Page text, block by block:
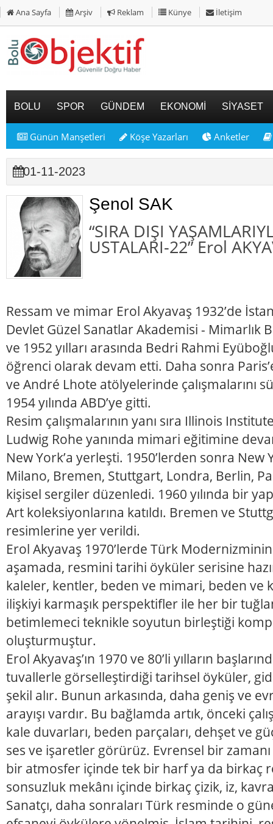
Ana Sayfa Arşiv Reklam Künye İletişim
BOLU SPOR GÜNDEM EKONOMİ SİYASET
Günün Manşetleri Köşe Yazarları Anketler
01-11-2023
Şenol SAK
“SIRA DIŞI
USTALARI-22” Erol
Ressam ve mimar Erol Akyavaş 1932’de
Devlet Güzel Sanatlar Akademisi - Mimarlık
ve 1952 yılları arasında Bedri Rahmi
öğrenci olarak devam etti. Daha sonra
ve André Lhote atölyelerinde çalışmalarını
1954 yılında ABD’ye gitti.
Resim çalışmalarının yanı sıra Illinois
Ludwig Rohe yanında mimari eğitimine
New York’a yerleşti. 1950’lerden sonra New
Milano, Bremen, Stuttgart, Londra, Berlin,
kişisel sergiler düzenledi. 1960 yılında bir
Art koleksiyonlarına katıldı. Bremen ve
resimlerine yer verildi.
Erol Akyavaş 1970’lerde Türk Modernizminin
aşamada, resmini tarihi öyküler serisine
kaleler, kentler, beden ve mimari, beden ve
ilişkiyi karmaşık perspektifler ile her bir
betimlemeci teknikle soyutun birleştiği
oluşturmuştur.
Erol Akyavaş’ın 1970 ve 80’li yılların
tuvallerle görselleştirdiği tarihsel öyküler,
şekil alır. Bunun arkasında, daha geniş ve
arayışı vardır. Bu bağlamda artık, önceki
kale duvarları, beden parçaları, dehşet ve
ses ve işaretler görürüz. Evrensel bir
bir atmosfer içinde tek bir harf ya da birkaç
sonsuzluk mekânı içinde birkaç çizik, iz,
Sanatçı, daha sonraları Türk resminde o